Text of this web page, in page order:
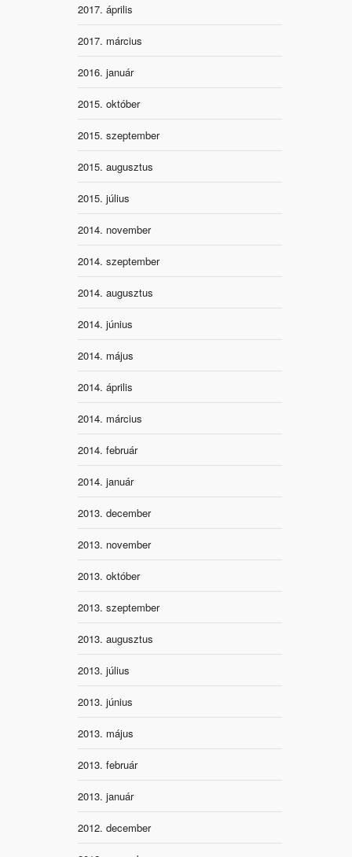
2017. április
2017. március
2016. január
2015. október
2015. szeptember
2015. augusztus
2015. július
2014. november
2014. szeptember
2014. augusztus
2014. június
2014. május
2014. április
2014. március
2014. február
2014. január
2013. december
2013. november
2013. október
2013. szeptember
2013. augusztus
2013. július
2013. június
2013. május
2013. február
2013. január
2012. december